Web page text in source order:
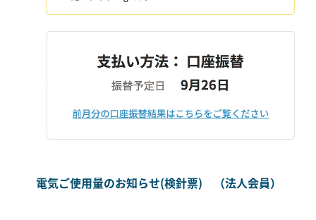
電気ご使用量のお知らせ(検針票) （法人会員）